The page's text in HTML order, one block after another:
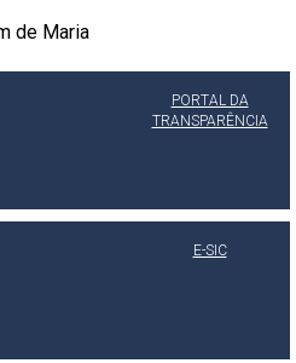
de Maria
PORTAL DA
TRANSPARÊNCIA
E-SIC